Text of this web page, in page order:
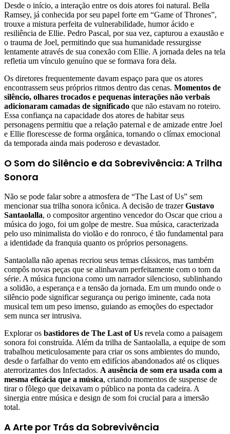
Desde o início, a interação entre os dois atores foi natural. Bella
Ramsey, já conhecida por seu papel forte em “Game of Thrones”,
trouxe a mistura perfeita de vulnerabilidade, humor ácido e
resiliência de Ellie. Pedro Pascal, por sua vez, capturou a exaustão e
o trauma de Joel, permitindo que sua humanidade ressurgisse
lentamente através de sua conexão com Ellie. A jornada deles na tela
refletia um vínculo genuíno que se formava fora dela.
Os diretores frequentemente davam espaço para que os atores
encontrassem seus próprios ritmos dentro das cenas. Momentos de
silêncio, olhares trocados e pequenas interações não verbais
adicionaram camadas de significado que não estavam no roteiro.
Essa confiança na capacidade dos atores de habitar seus
personagens permitiu que a relação paternal e de amizade entre Joel
e Ellie florescesse de forma orgânica, tornando o clímax emocional
da temporada ainda mais poderoso e devastador.
O Som do Silêncio e da Sobrevivência: A Trilha
Sonora
Não se pode falar sobre a atmosfera de “The Last of Us” sem
mencionar sua trilha sonora icônica. A decisão de trazerGustavo
Santaolalla, o compositor argentino vencedor do Oscar que criou a
música do jogo, foi um golpe de mestre. Sua música, caracterizada
pelo uso minimalista do violão e do ronroco, é tão fundamental para
a identidade da franquia quanto os próprios personagens.
Santaolalla não apenas recriou seus temas clássicos, mas também
compôs novas peças que se alinhavam perfeitamente com o tom da
série. A música funciona como um narrador silencioso, sublinhando
a solidão, a esperança e a tensão da jornada. Em um mundo onde o
silêncio pode significar segurança ou perigo iminente, cada nota
musical tem um peso imenso, guiando as emoções do espectador
sem nunca ser intrusiva.
Explorar os bastidores de The Last of Us revela como a paisagem
sonora foi construída. Além da trilha de Santaolalla, a equipe de som
trabalhou meticulosamente para criar os sons ambientes do mundo,
desde o farfalhar do vento em edifícios abandonados até os cliques
aterrorizantes dos Infectados. A ausência de som era usada com a
mesma eficácia que a música, criando momentos de suspense de
tirar o fôlego que deixavam o público na ponta da cadeira. A
sinergia entre música e design de som foi crucial para a imersão
total.
A Arte por Trás da Sobrevivência